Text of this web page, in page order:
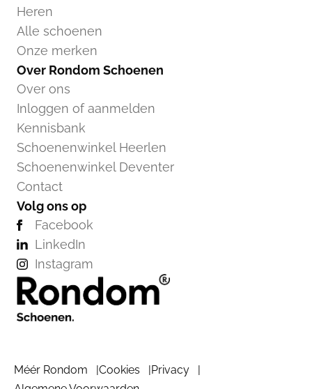
Heren
Alle schoenen
Onze merken
Over Rondom Schoenen
Over ons
Inloggen of aanmelden
Kennisbank
Schoenenwinkel Heerlen
Schoenenwinkel Deventer
Contact
Volg ons op
Facebook
LinkedIn
Instagram
Méér Rondom Cookies
Privacy